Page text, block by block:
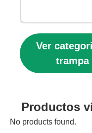
Ver
trampa
Productos
No products found.